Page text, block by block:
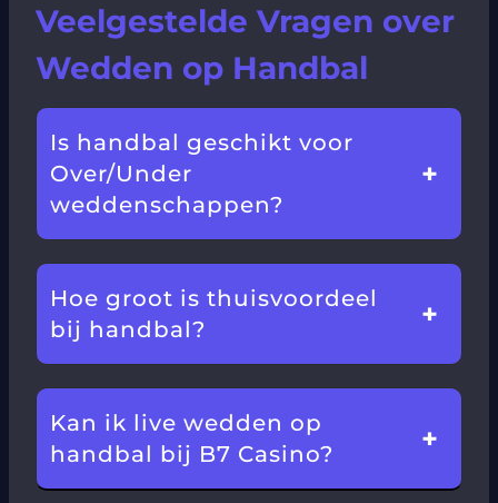
Veelgestelde Vragen over
Wedden op Handbal
Is handbal geschikt voor
Over/Under
weddenschappen?
Hoe groot is thuisvoordeel
bij handbal?
Kan ik live wedden op
handbal bij B7 Casino?